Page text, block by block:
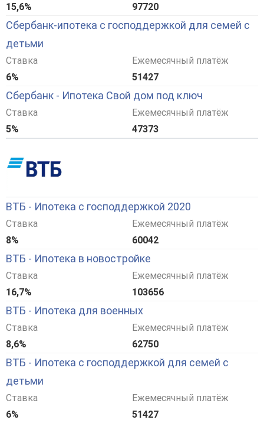
15,6%
97720
Сбербанк-ипотека с господдержкой для семей с
детьми
Ставка
6%
Ежемесячный платёж
51427
Сбербанк - Ипотека Свой дом под ключ
Ставка
5%
Ежемесячный платёж
47373
ВТБ - Ипотека с господдержкой 2020
Ставка
8%
Ежемесячный платёж
60042
ВТБ - Ипотека в новостройке
Ставка
16,7%
Ежемесячный платёж
103656
ВТБ - Ипотека для военных
Ставка
8,6%
Ежемесячный платёж
62750
ВТБ - Ипотека с господдержкой для семей с
детьми
Ставка
6%
Ежемесячный платёж
51427